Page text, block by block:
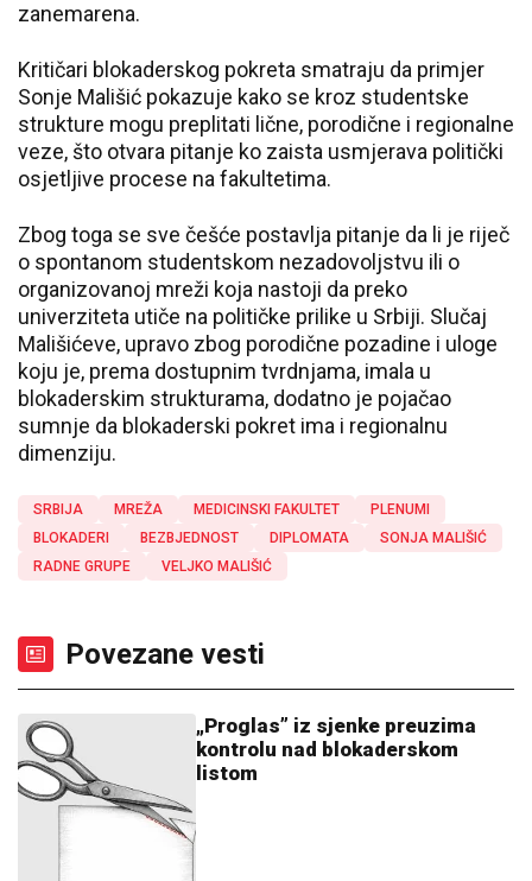
zanemarena.
Kritičari blokaderskog pokreta smatraju da primjer
Sonje Mališić pokazuje kako se kroz studentske
strukture mogu preplitati lične, porodične i regionalne
veze, što otvara pitanje ko zaista usmjerava politički
osjetljive procese na fakultetima.
Zbog toga se sve češće postavlja pitanje da li je riječ
o spontanom studentskom nezadovoljstvu ili o
organizovanoj mreži koja nastoji da preko
univerziteta utiče na političke prilike u Srbiji. Slučaj
Mališićeve, upravo zbog porodične pozadine i uloge
koju je, prema dostupnim tvrdnjama, imala u
blokaderskim strukturama, dodatno je pojačao
sumnje da blokaderski pokret ima i regionalnu
dimenziju.
SRBIJA MREŽA MEDICINSKI FAKULTET
PLENUMI
BLOKADERI
BEZBJEDNOST DIPLOMATA
SONJA MALIŠIĆ
RADNE GRUPE
VELJKO MALIŠIĆ
Povezane vesti
„Proglas” iz sjenke preuzima
kontrolu nad blokaderskom
listom